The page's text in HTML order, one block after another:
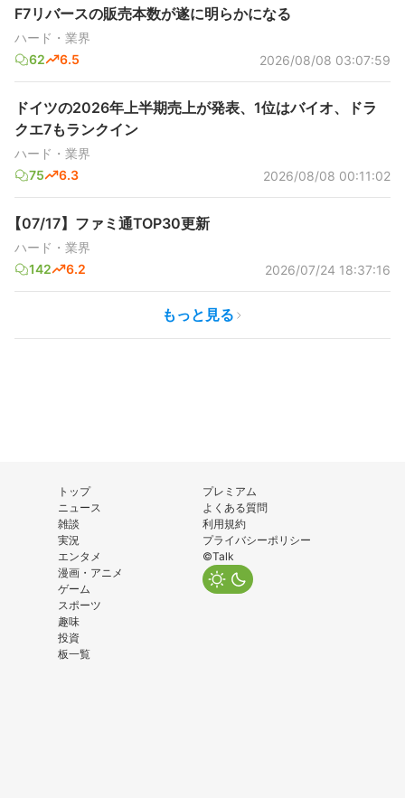
F7リバースの販売本数が遂に明らかになる
ハード・業界
62
6.5 2026/08/08 03:07:59
ドイツの2026年上半期売上が発表、1位はバイオ、ドラ
クエ7もランクイン
ハード・業界
75
6.3 2026/08/08 00:11:02
【07/17】ファミ通TOP30更新
ハード・業界
142
6.2 2026/07/24 18:37:16
もっと見る
トップ
ニュース
雑談
実況
エンタメ
漫画・アニメ
ゲーム
スポーツ
趣味
投資
板一覧
プレミアム
よくある質問
利用規約
プライバシーポリシー
©Talk